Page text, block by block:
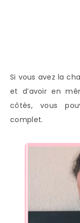
Si vous avez la
et d’avoir en
côtés, vous
complet.